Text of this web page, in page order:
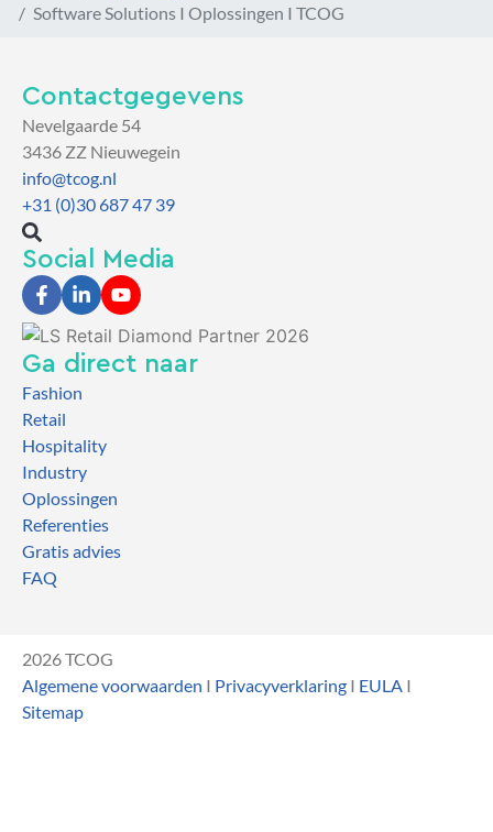
Software Solutions I Oplossingen I TCOG
Contactgegevens
Nevelgaarde 54
3436 ZZ Nieuwegein
info@tcog.nl
+31 (0)30 687 47 39
Social Media
Ga direct naar
Fashion
Retail
Hospitality
Industry
Oplossingen
Referenties
Gratis advies
FAQ
2026 TCOG
Algemene voorwaarden I Privacyverklaring I EULA I
Sitemap